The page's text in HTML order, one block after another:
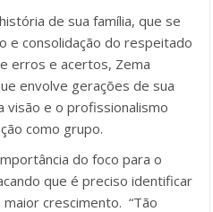
de sua família, que se
e consolidação do respeitado
erros e acertos, Zema
envolve gerações de sua
visão e o profissionalismo
como grupo.
do foco para o
que é preciso identificar
crescimento. “Tão